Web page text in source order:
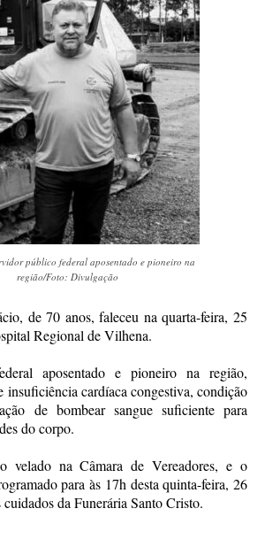
público federal aposentado e pioneiro na
região/Foto: Divulgação
de 70 anos, faleceu na quarta-feira, 25
Regional de Vilhena.
aposentado e pioneiro na região,
insuficiência cardíaca congestiva, condição
de bombear sangue suficiente para
do corpo.
velado na Câmara de Vereadores, e o
para às 17h desta quinta-feira, 26
da Funerária Santo Cristo.